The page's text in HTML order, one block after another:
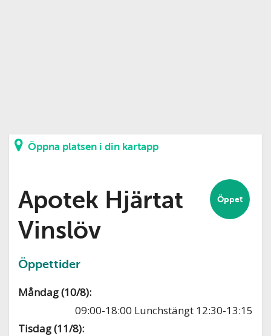
Öppna platsen i din kartapp
Öppet
Apotek Hjärtat
Vinslöv
Öppettider
Måndag (10/8):
09:00-18:00 Lunchstängt 12:30-13:15
Tisdag (11/8):